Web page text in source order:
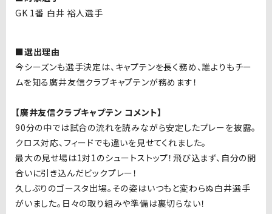
GK 1番 白井 裕人選手
■選出理由
今シーズンも選手決定は、キャプテンを長く務め、誰よりもチー
ムを知る廣井友信クラブキャプテンが務めます！
【廣井友信クラブキャプテン コメント】
90分の中では試合の流れを読みながら安定したプレーを披露。
クロス対応、フィードでも違いを見せてくれました。
最大の見せ場は1対1のシュートストップ！飛び込まず、自分の間
合いに引き込んだビックプレー！
久しぶりのゴースタ出場。その姿はいつもと変わらぬ白井選手
がいました。日々の取り組みや準備は裏切らない！